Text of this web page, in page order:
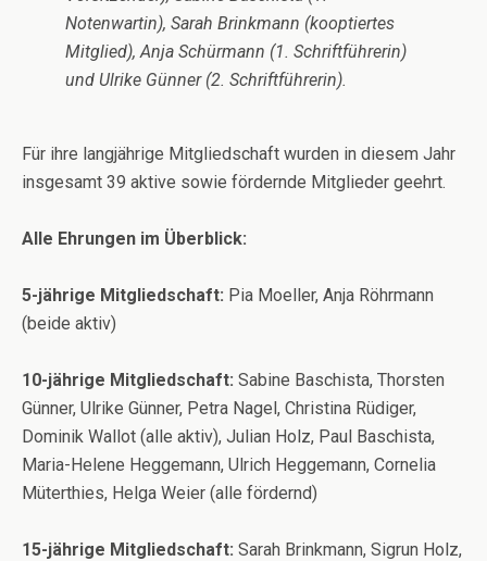
Notenwartin), Sarah Brinkmann (kooptiertes
Mitglied), Anja Schürmann (1. Schriftführerin)
und Ulrike Günner (2. Schriftführerin).
Für ihre langjährige Mitgliedschaft wurden in diesem Jahr
insgesamt 39 aktive sowie fördernde Mitglieder geehrt.
Alle Ehrungen im Überblick:
5-jährige Mitgliedschaft: Pia Moeller, Anja Röhrmann
(beide aktiv)
10-jährige Mitgliedschaft: Sabine Baschista, Thorsten
Günner, Ulrike Günner, Petra Nagel, Christina Rüdiger,
Dominik Wallot (alle aktiv), Julian Holz, Paul Baschista,
Maria-Helene Heggemann, Ulrich Heggemann, Cornelia
Müterthies, Helga Weier (alle fördernd)
15-jährige Mitgliedschaft: Sarah Brinkmann, Sigrun Holz,